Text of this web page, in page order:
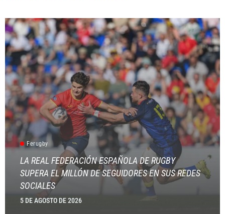
Ferugby
LA REAL FEDERACIÓN ESPAÑOLA DE RUGBY
SUPERA EL MILLÓN DE SEGUIDORES EN SUS REDES
SOCIALES
5 DE AGOSTO DE 2026